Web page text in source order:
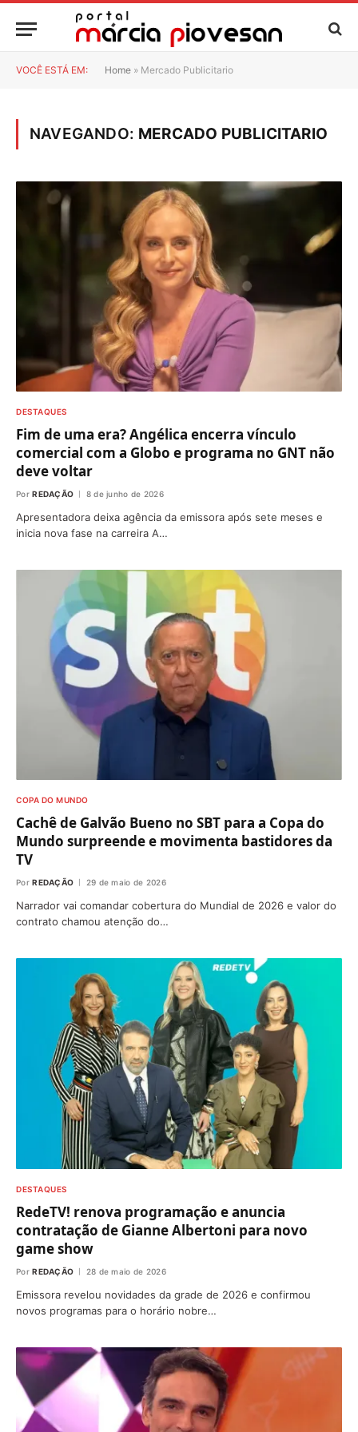
VOCÊ ESTÁ EM: Home » Mercado Publicitario
NAVEGANDO: MERCADO PUBLICITARIO
DESTAQUES
Fim de uma era? Angélica encerra vínculo
comercial com a Globo e programa no GNT não
deve voltar
Por REDAÇÃO 8 de junho de 2026
Apresentadora deixa agência da emissora após sete meses e
inicia nova fase na carreira A…
COPA DO MUNDO
Cachê de Galvão Bueno no SBT para a Copa do
Mundo surpreende e movimenta bastidores da
TV
Por REDAÇÃO 29 de maio de 2026
Narrador vai comandar cobertura do Mundial de 2026 e valor do
contrato chamou atenção do…
DESTAQUES
RedeTV! renova programação e anuncia
contratação de Gianne Albertoni para novo
game show
Por REDAÇÃO 28 de maio de 2026
Emissora revelou novidades da grade de 2026 e confirmou
novos programas para o horário nobre…